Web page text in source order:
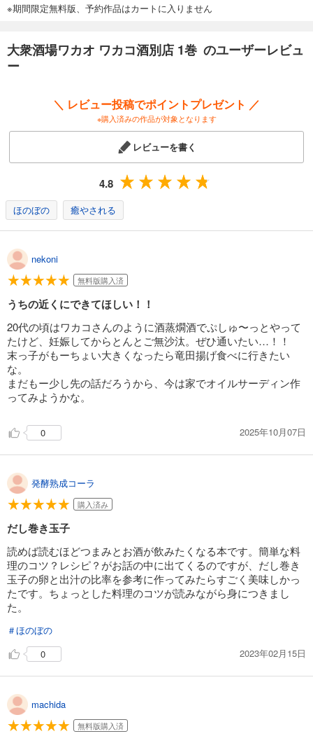
※期間限定無料版、予約作品はカートに入りません
大衆酒場ワカオ ワカコ酒別店 1巻 のユーザーレビュ
ー
＼ レビュー投稿でポイントプレゼント ／
※購入済みの作品が対象となります
レビューを書く
4.8
ほのぼの 癒やされる
nekoni
無料版購入済
うちの近くにできてほしい！！
20代の頃はワカコさんのように酒蒸燗酒でぷしゅ〜っとやって
たけど、妊娠してからとんとご無沙汰。ぜひ通いたい…！！
末っ子がもーちょい大きくなったら竜田揚げ食べに行きたい
な。
まだもー少し先の話だろうから、今は家でオイルサーディン作
ってみようかな。
0 2025年10月07日
発酵熟成コーラ
購入済み
だし巻き玉子
読めば読むほどつまみとお酒が飲みたくなる本です。簡単な料
理のコツ？レシピ？がお話の中に出てくるのですが、だし巻き
玉子の卵と出汁の比率を参考に作ってみたらすごく美味しかっ
たです。ちょっとした料理のコツが読みながら身につきまし
た。
＃ほのぼの
0
2023年02月15日
machida
無料版購入済